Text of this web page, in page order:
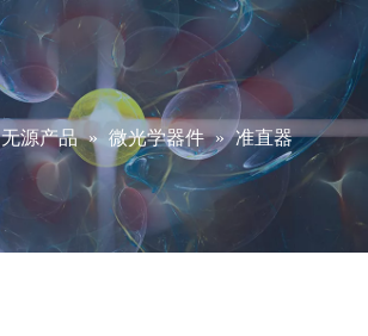
无源产品 » 微光学器件 » 准直器